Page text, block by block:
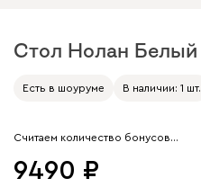
Стол Нолан Белый
Есть в шоуруме В наличии: 1 шт.
Считаем количество бонусов…
9490